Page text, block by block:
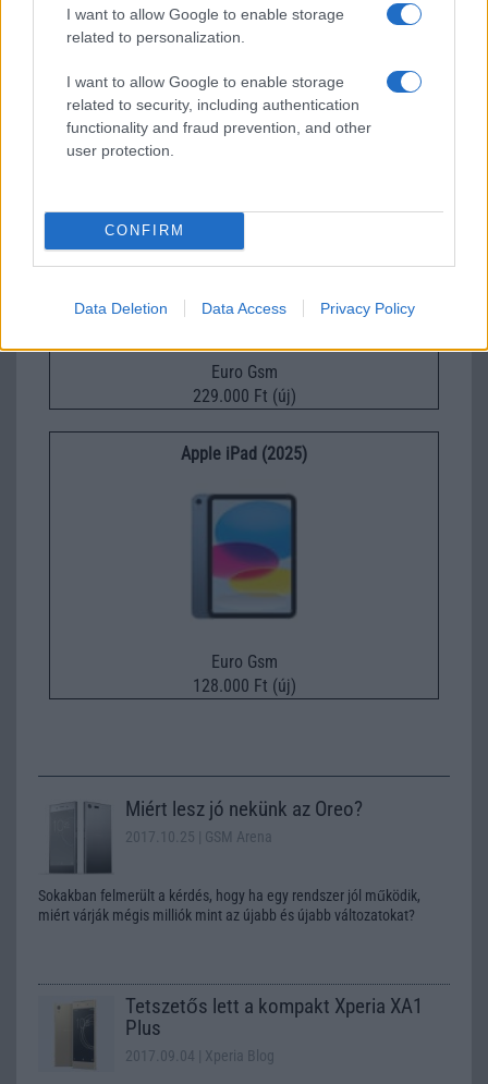
I want to allow Google to enable storage
related to personalization.
I want to allow Google to enable storage
related to security, including authentication
functionality and fraud prevention, and other
user protection.
CONFIRM
Data Deletion Data Access Privacy Policy
Euro Gsm
312.000 Ft (új)
Euro Gsm
229.000 Ft (új)
Apple iPad (2025)
Euro Gsm
128.000 Ft (új)
Miért lesz jó nekünk az Oreo?
2017.10.25 | GSM Arena
Sokakban felmerült a kérdés, hogy ha egy rendszer jól működik,
miért várják mégis milliók mint az újabb és újabb változatokat?
Tetszetős lett a kompakt Xperia XA1
Plus
2017.09.04 | Xperia Blog